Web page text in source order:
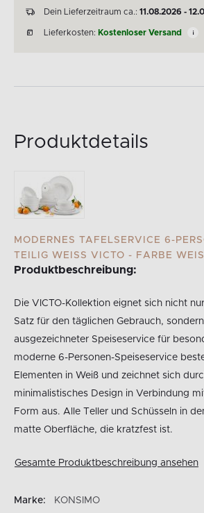
Dein Lieferzeitraum ca.: 11.08.2026 -
Lieferkosten: Kostenloser Versand
Produktdetails
MODERNES TAFELSERVICE 6-
TEILIG WEISS VICTO - FARBE
Produktbeschreibung:
Die VICTO-Kollektion eignet sich nicht
Satz für den täglichen Gebrauch,
ausgezeichneter Speiseservice für
moderne 6-Personen-Speiseservice
Elementen in Weiß und zeichnet sich
minimalistisches Design in Verbindung
Form aus. Alle Teller und Schüsseln in
matte Oberfläche, die kratzfest ist.
Gesamte Produktbeschreibung ansehen
Marke:
KONSIMO